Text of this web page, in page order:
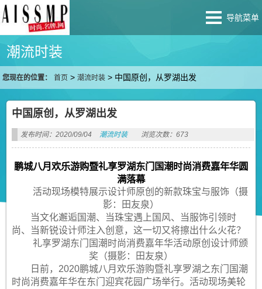
导航菜单
潮流时装
您现在的位置： 首页 >潮流时装 > 中国原创，从罗湖出发
中国原创，从罗湖出发
发布时间：2020/09/04 潮流时装 浏览次数：673
鹏城八月欢乐游购暨礼享罗湖东门国潮时尚消费嘉年华圆
满落幕
活动现场模特展示设计师原创的新款珠宝与服饰（摄
影：田友泉）
当文化邂逅国潮、当珠宝遇上国风、当服饰引领时
尚、当新锐设计师注入创意，这一切又将擦出什么火花？
礼享罗湖东门国潮时尚消费嘉年华活动原创设计师颁
奖（摄影：田友泉）
日前，2020鹏城八月欢乐游购暨礼享罗湖之东门国潮
时尚消费嘉年华在东门迎宾花园广场举行。活动现场美轮